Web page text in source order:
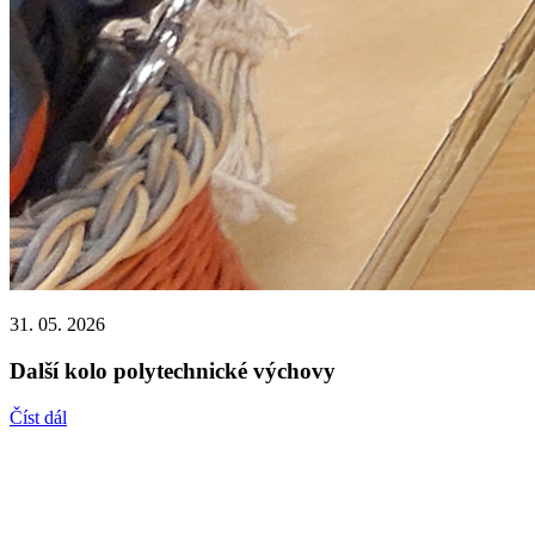
31. 05. 2026
Další kolo polytechnické výchovy
Číst dál